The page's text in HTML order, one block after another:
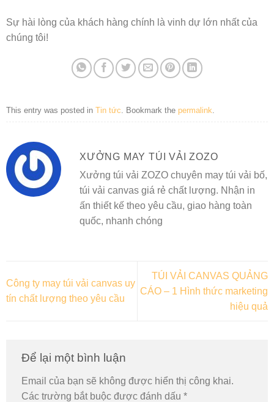
Sự hài lòng của khách hàng chính là vinh dự lớn nhất của
chúng tôi!
This entry was posted in Tin tức. Bookmark the permalink.
XƯỞNG MAY TÚI VẢI ZOZO
Xưởng túi vải ZOZO chuyên may túi vải bố,
túi vải canvas giá rẻ chất lượng. Nhận in
ấn thiết kế theo yêu cầu, giao hàng toàn
quốc, nhanh chóng
Công ty may túi vải canvas uy
tín chất lượng theo yêu cầu
TÚI VẢI CANVAS QUẢNG
CÁO – 1 Hình thức marketing
hiệu quả
Để lại một bình luận
Email của bạn sẽ không được hiển thị công khai.
Các trường bắt buộc được đánh dấu *